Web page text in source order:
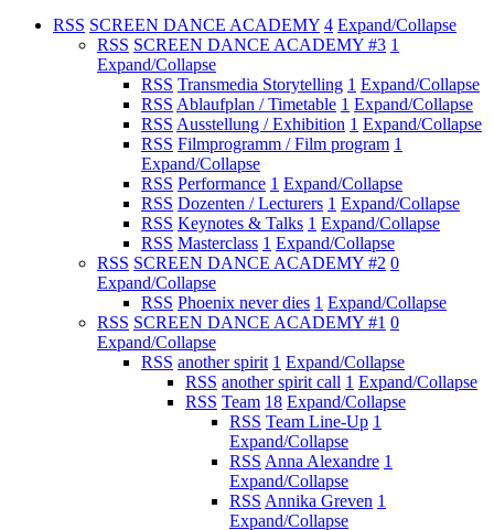
RSS SCREEN DANCE ACADEMY 4 Expand/Collapse
RSS SCREEN DANCE ACADEMY #3 1
Expand/Collapse
RSS Transmedia Storytelling 1 Expand/Collapse
RSS Ablaufplan / Timetable 1 Expand/Collapse
RSS Ausstellung / Exhibition 1 Expand/Collapse
RSS Filmprogramm / Film program 1
Expand/Collapse
RSS Performance 1 Expand/Collapse
RSS Dozenten / Lecturers 1 Expand/Collapse
RSS Keynotes & Talks 1 Expand/Collapse
RSS Masterclass 1 Expand/Collapse
RSS SCREEN DANCE ACADEMY #2 0
Expand/Collapse
RSS Phoenix never dies 1 Expand/Collapse
RSS SCREEN DANCE ACADEMY #1 0
Expand/Collapse
RSS another spirit 1 Expand/Collapse
RSS another spirit call 1 Expand/Collapse
RSS Team 18 Expand/Collapse
RSS Team Line-Up 1
Expand/Collapse
RSS Anna Alexandre 1
Expand/Collapse
RSS Annika Greven 1
Expand/Collapse